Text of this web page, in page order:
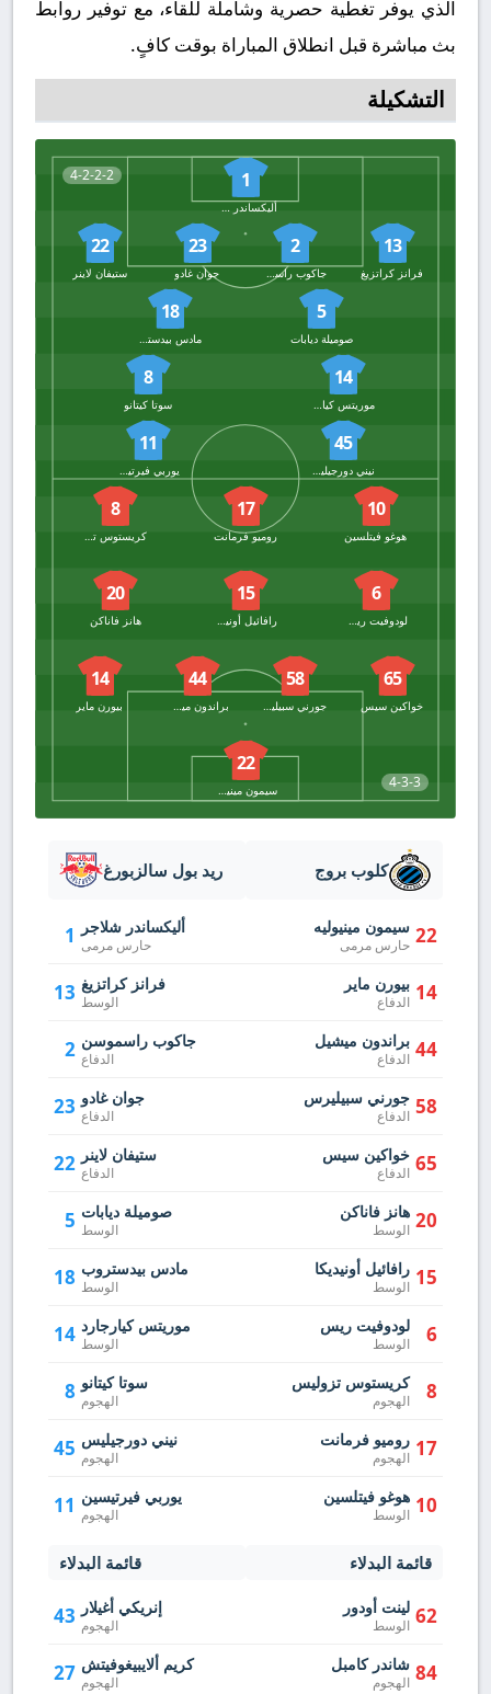
الذي يوفر تغطية حصرية وشاملة للقاء، مع توفير روابط
بث مباشرة قبل انطلاق المباراة بوقت كافٍ.
التشكيلة
4-2-2-2 1
أليكساندر شلاجر
13
فرانز كراتزيغ
2
جاكوب راسموسن
23
جوان غادو
22
ستيفان لاينر
5
صوميلة ديابات
18
مادس بيدستروب
14
موريتس كيارجارد
8
سوتا كيتانو
45
نيني دورجيليس
11
يوربي فيرتيسين
4-3-3
10
هوغو فيتلسين
17
روميو فرمانت
8
كريستوس تزوليس
6
لودوفيت ريس
15
رافائيل أونيديكا
20
هانز فاناكن
65
خواكين سيس
58
44
14
بيورن ماير
22
سيمون مينيوليه
ريد بول سالزبورغ
1 أليكساندر شلاجر
حارس مرمى
13 فرانز كراتزيغ
الوسط
2 جاكوب راسموسن
الدفاع
23 جوان غادو
الدفاع
22 ستيفان لاينر
الدفاع
5 صوميلة ديابات
الوسط
18 مادس بيدستروب
الوسط
14 موريتس كيارجارد
الوسط
8 سوتا كيتانو
الهجوم
45 نيني دورجيليس
الهجوم
11 يوربي فيرتيسين
الهجوم
قائمة البدلاء
43 إنريكي أغيلار
الهجوم
27 كريم ألايبيغوفيتش
الهجوم
كلوب بروج
22 سيمون مينيوليه
حارس مرمى
14 بيورن ماير
الدفاع
44 براندون ميشيل
الدفاع
58 جورني سبيليرس
الدفاع
65 خواكين سيس
الدفاع
20 هانز فاناكن
الوسط
15 رافائيل أونيديكا
الوسط
6 لودوفيت ريس
الوسط
8 كريستوس تزوليس
الهجوم
17 روميو فرمانت
الهجوم
10 هوغو فيتلسين
الوسط
قائمة البدلاء
62 لينت أودور
الوسط
84 شاندر كامبل
الهجوم